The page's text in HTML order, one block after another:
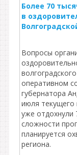
Более 70
в
Вопросы
оперативном
губернатора
июля текущего
уже отдохнули
сложности
планируется
региона.